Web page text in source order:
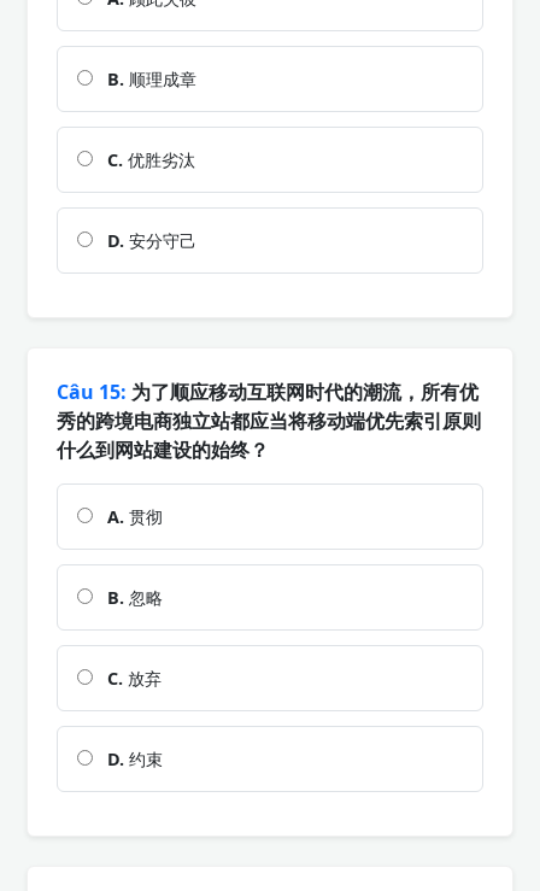
B. 顺理成章
C. 优胜劣汰
D. 安分守己
Câu 15: 为了顺应移动互联网时代的潮流，所有优
秀的跨境电商独立站都应当将移动端优先索引原则
什么到网站建设的始终？
A. 贯彻
B. 忽略
C. 放弃
D. 约束